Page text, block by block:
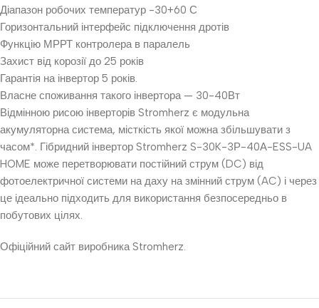
Діапазон робочих температур -30+60 С
Горизонтальний інтерфейс підключення дротів
Функцію МРРТ контролера в паралель
Захист від корозії до 25 років
Гарантія на інвертор 5 років.
Власне споживання такого інвертора — 30-40Вт
Відмінною рисою інверторів Stromherz є модульна
акумуляторна система, місткість якої можна збільшувати з
часом*. Гібридний інвертор Stromherz S-30K-3Р-40А-ESS-UA
HOME може перетворювати постійний струм (DC) від
фотоелектричної системи на даху на змінний струм (AC) і через
це ідеально підходить для використання безпосередньо в
побутових цілях.
Офіційний сайт виробника Stromherz.